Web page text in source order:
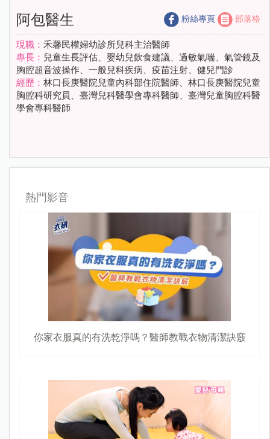
阿包醫生 粉絲專頁 部落格
現職： 禾馨民權婦幼診所兒科主治醫師
專長： 兒童生長評估、嬰幼兒飲食建議、過敏氣喘、氣管鏡及
胸腔超音波操作、一般兒科疾病、疫苗注射、健兒門診
經歷： 林口長庚醫院兒童內科部住院醫師、林口長庚醫院兒童
胸腔科研究員、臺灣兒科醫學會專科醫師、臺灣兒童胸腔科醫
學會專科醫師
熱門影音
你家衣服真的有洗乾淨嗎？醫師教戰衣物清潔訣竅